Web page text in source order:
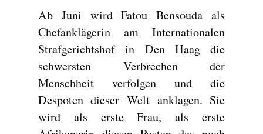
Ab Juni wird Fatou Bensouda als
Chefanklägerin am Internationalen
Strafgerichtshof in Den Haag die
schwersten Verbrechen der
Menschheit verfolgen und die
Despoten dieser Welt anklagen. Sie
wird als erste Frau, als erste